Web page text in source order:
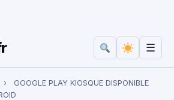
☰
›
GOOGLE PLAY KIOSQUE DISPONIBLE